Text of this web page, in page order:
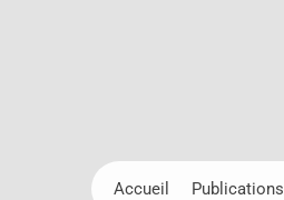
Accueil Publications